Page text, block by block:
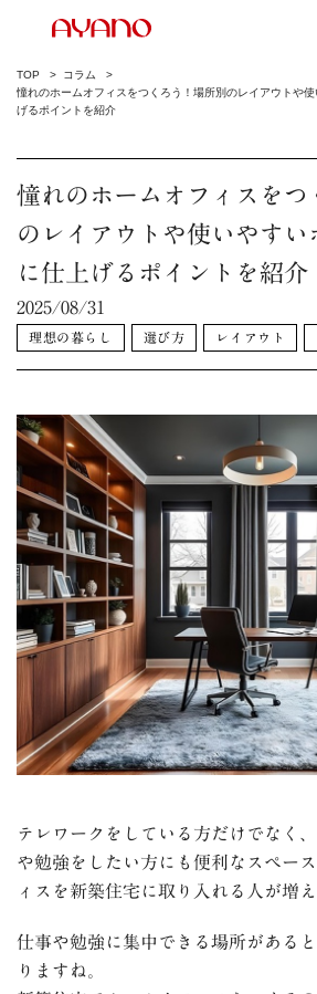
TOP
コラム
憧れのホームオフィスをつくろう！場所別のレイアウトや
げるポイントを紹介
憧れのホームオフィスをつ
のレイアウトや使いやすい
に仕上げるポイントを紹介
2025/08/31
理想の暮らし 選び方 レイアウト
テレワークをしている方だけでなく
や勉強をしたい方にも便利なスペー
ィスを新築住宅に取り入れる人が増え
仕事や勉強に集中できる場所がある
りますね。